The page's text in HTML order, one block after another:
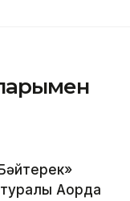
Ақорда